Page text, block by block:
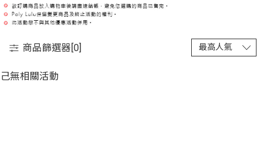
商品篩選器[0]
己無相關活動